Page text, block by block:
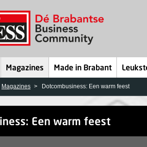
Magazines Made in Brabant
Magazines Dotcombusiness: Een warm feest
Een warm feest